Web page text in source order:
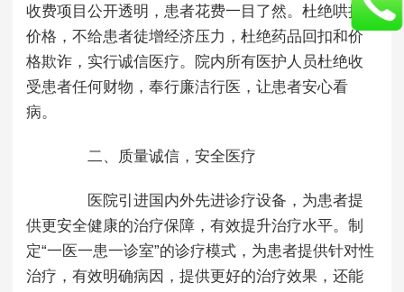
收费项目公开透明，患者花费一目了然。杜绝哄抬
价格，不给患者徒增经济压力，杜绝药品回扣和价
格欺诈，实行诚信医疗。院内所有医护人员杜绝收
受患者任何财物，奉行廉洁行医，让患者安心看
病。
二、质量诚信，安全医疗
医院引进国内外先进诊疗设备，为患者提
供更安全健康的治疗保障，有效提升治疗水平。制
定“一医一患一诊室”的诊疗模式，为患者提供针对性
治疗，有效明确病因，提供更好的治疗效果，还能